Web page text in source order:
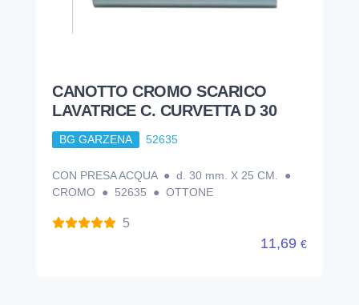
CANOTTO CROMO SCARICO
LAVATRICE C. CURVETTA D 30
BG GARZENA 52635
CON PRESA ACQUA ● d. 30 mm. X 25 CM. ●
CROMO ● 52635 ● OTTONE
5
11,69 €